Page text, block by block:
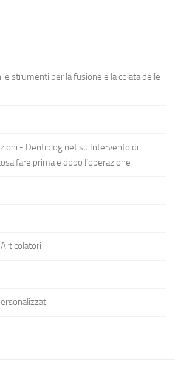
e strumenti per la fusione e la colata delle
- Dentiblog.netsu Intervento di
fare prima e dopo l’operazione
Articolatori